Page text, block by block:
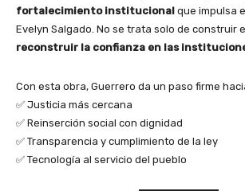
fortalecimiento institucional que impulsa
Evelyn Salgado. No se trata solo de construir
reconstruir la confianza en las
Con esta obra, Guerrero da un paso firme
✅ Justicia más cercana
✅ Reinserción social con dignidad
✅ Transparencia y cumplimiento de la ley
✅ Tecnología al servicio del pueblo